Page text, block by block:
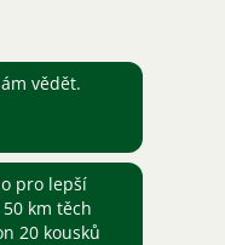
vědět.
pro lepší
km těch
20 kousků